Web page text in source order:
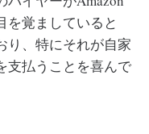
を覚ましていると
り、特にそれが自家
支払うことを喜んで